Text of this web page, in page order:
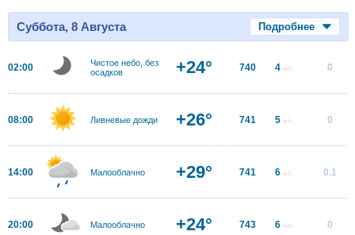
Суббота, 8 Августа Подробнее
02:00
Чистое небо, без
осадков
+24° 740 4 м/с 0
08:00 Ливневые дожди +26° 741 5 м/с 0
14:00 Малооблачно +29° 741 6 м/с 0.1
20:00 Малооблачно +24° 743 6 м/с 0